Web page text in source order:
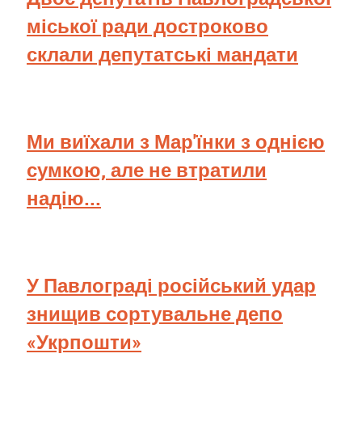
міської ради достроково
склали депутатські мандати
Ми виїхали з Мар'їнки з однією
сумкою, але не втратили
надію...
У Павлограді російський удар
знищив сортувальне депо
«Укрпошти»